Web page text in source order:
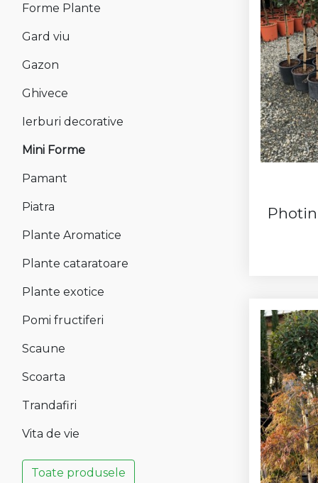
Forme Plante
Gard viu
Gazon
Ghivece
Ierburi decorative
Mini Forme
Pamant
Piatra
Plante Aromatice
Plante cataratoare
Plante exotice
Pomi fructiferi
Scaune
Scoarta
Trandafiri
Vita de vie
Toate produsele